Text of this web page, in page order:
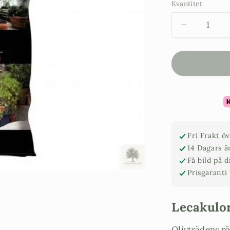
Kvantitet
Minska
kvantitet
för
-
Fri Frakt
14 Dagars
Få bild på
Prisgaranti